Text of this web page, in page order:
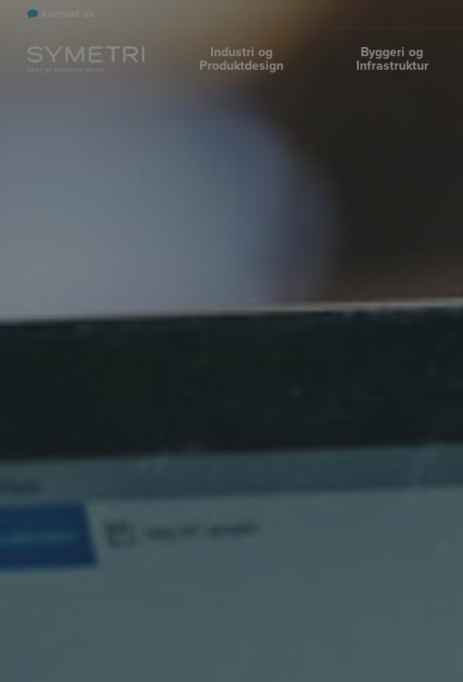
Kontakt os
Industri og
Produktdesign
Byggeri og
Infrastruktur